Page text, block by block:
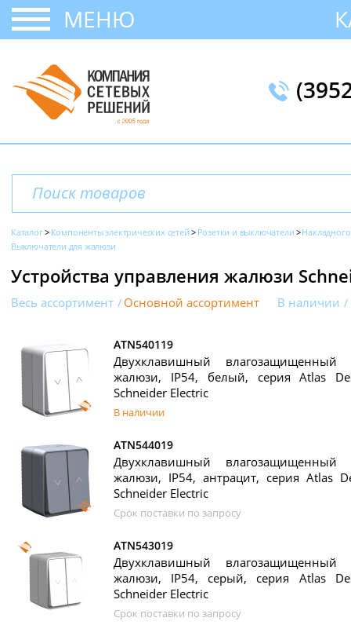
МЕНЮ
Каталог Компоненты электрических сетей Розетки и выключатели
Выключатели для жалюзи
Устройства управления жалюзи
Весь ассортимент Основной ассортимент В наличии
ATN540119
Двухклавишный влагозащищенный
жалюзи, IP54, белый, серия Atlas
Schneider Electric
В наличии
ATN544019
Двухклавишный влагозащищенный
жалюзи, IP54, антрацит, серия Atlas
Schneider Electric
Срок поставки по запросу
ATN543019
Двухклавишный влагозащищенный
жалюзи, IP54, серый, серия Atlas
Schneider Electric
Срок поставки по запросу